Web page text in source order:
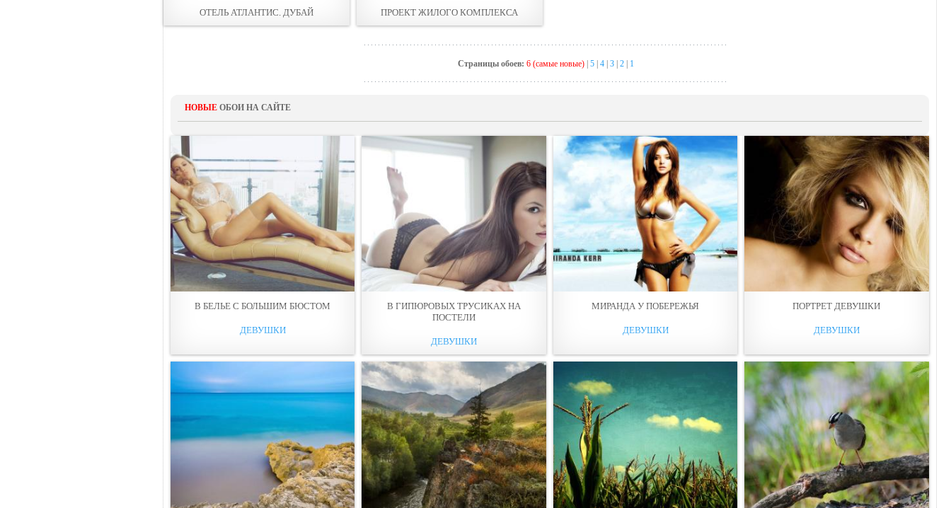
ОТЕЛЬ АТЛАНТИС. ДУБАЙ ПРОЕКТ ЖИЛОГО КОМПЛЕКСА
Страницы обоев: 6 (самые новые) 5 4 3 2 1
НОВЫЕ ОБОИ НА САЙТЕ
В БЕЛЬE С БОЛЬШИМ БЮСТОМ
ДЕВУШКИ
В ГИПЮРОВЫХ ТРУСИКAХ НА
ПОСТЕЛИ
ДЕВУШКИ
МИРАНДА У ПОБЕРЕЖЬЯ
ДЕВУШКИ
ПОРТРEТ ДЕВУШКИ
ДЕВУШКИ